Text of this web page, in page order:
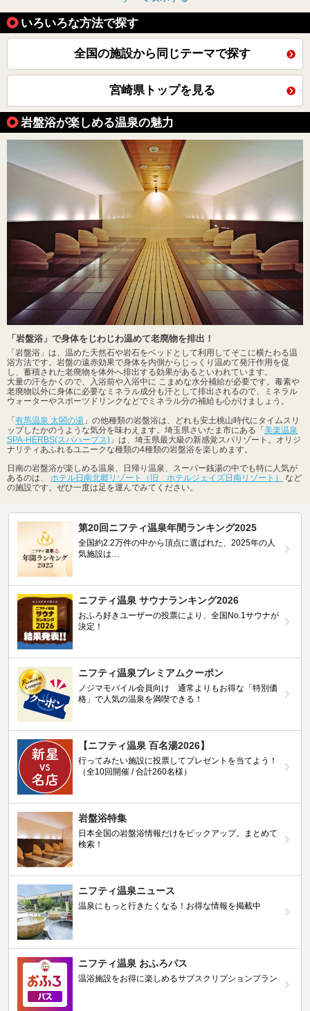
いろいろな方法で探す
全国の施設から同じテーマで探す
宮崎県トップを見る
岩盤浴が楽しめる温泉の魅力
「岩盤浴」で身体をじわじわ温めて老廃物を排出！
「岩盤浴」は、温めた天然石や岩石をベッドとして利用してそこに横たわる温
浴方法です。岩盤の遠赤効果で身体を内側からじっくり温めて発汗作用を促
し、蓄積された老廃物を体外へ排出する効果があるといわれています。
大量の汗をかくので、入浴前や入浴中に こまめな水分補給が必要です。毒素や
老廃物以外に身体に必要なミネラル成分も汗として排出されるので、ミネラル
ウォーターやスポーツドリンクなどでミネラル分の補給も心がけましょう。
「有馬温泉 太閤の湯 」の他種類の岩盤浴は、どれも安土桃山時代にタイムスリ
ップしたかのうような気分を味わえます。埼玉県さいたま市にある「美楽温泉
SPA-HERBS(スパハーブス) 」は、埼玉県最大級の新感覚スパリゾート。オリジ
ナリティあふれるユニークな種類の4種類の岩盤浴を楽しめます。
日南の岩盤浴が楽しめる温泉、日帰り温泉、スーパー銭湯の中でも特に人気が
あるのは、 ホテル日南北郷リゾート（旧 ホテルジェイズ日南リゾート）
など
の施設です。ぜひ一度は足を運んでみてください。
第20回ニフティ温泉年間ランキング2025
全国約2.2万件の中から頂点に選ばれた、2025年の人
気施設は…
ニフティ温泉 サウナランキング2026
おふろ好きユーザーの投票により、全国No.1サウナが
決定！
ニフティ温泉プレミアムクーポン
ノジマモバイル会員向け 通常よりもお得な「特別価
格」で人気の温泉を満喫できる！
【ニフティ温泉 百名湯2026】
行ってみたい施設に投票してプレゼントを当てよう！
（全10回開催 / 合計260名様）
岩盤浴特集
日本全国の岩盤浴情報だけをピックアップ。まとめて
検索！
ニフティ温泉ニュース
温泉にもっと行きたくなる！お得な情報を掲載中
ニフティ温泉 おふろパス
温浴施設をお得に楽しめるサブスクリプションプラン